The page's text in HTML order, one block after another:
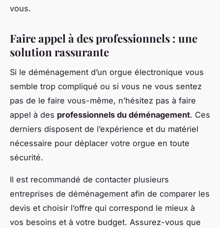
vous.
Faire appel à des professionnels : une
solution rassurante
Si le déménagement d’un orgue électronique vous
semble trop compliqué ou si vous ne vous sentez
pas de le faire vous-même, n’hésitez pas à faire
appel à des professionnels du déménagement. Ces
derniers disposent de l’expérience et du matériel
nécessaire pour déplacer votre orgue en toute
sécurité.
Il est recommandé de contacter plusieurs
entreprises de déménagement afin de comparer les
devis et choisir l’offre qui correspond le mieux à
vos besoins et à votre budget. Assurez-vous que